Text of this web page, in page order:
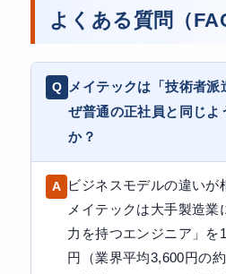
よくある質問（
メイテックは「技術者
ぜ普通の正社員と同じよ
か？
ビジネスモデルの違いが
メイテックは大手製造業
力を持つエンジニア」を
円（業界平均3,600円の